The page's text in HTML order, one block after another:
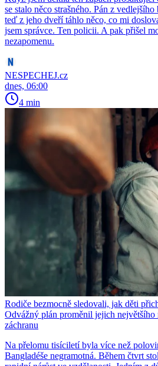
se stalo něco strašného. Pán z
teď z jeho dveří táhlo něco, co mi
jsem správce. Ten policii. A pak přišel
nezapomenu.
NESPECHEJ.cz
dnes, 06:00
4 min
Rodiče bezmocně sledovali, jak děti
Odvážný plán proměnil jejich největšího
záchranu
Na přelomu tisíciletí byla více než
Bangladéše negramotná. Během čtvrt